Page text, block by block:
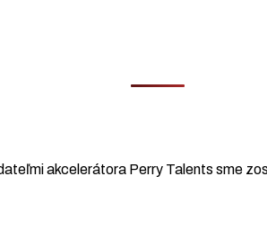
akcelerátora Perry Talents sme